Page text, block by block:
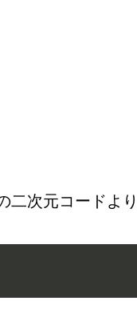
次元コードよ